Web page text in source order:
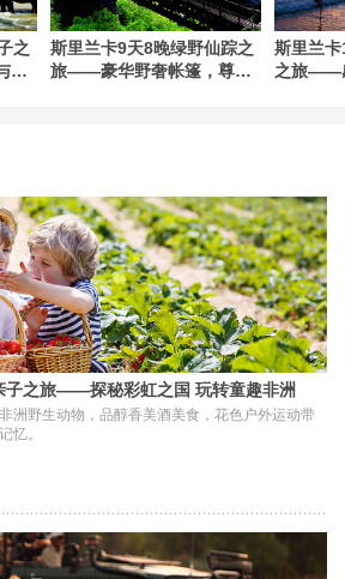
之
自
斯里兰卡9天8晚绿野仙踪之
旅——豪华野奢帐篷，尊享
斯里兰
之旅——
子之旅——探秘彩虹之国 玩转童趣非洲
洲野生动物，品醇香美酒美食，花色户外运动带
忆。